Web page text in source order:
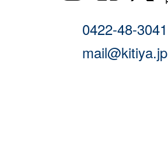
0422-48-3041
mail@kitiya.jp